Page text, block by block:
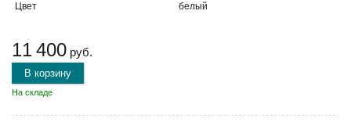
Цвет белый
11 400 руб.
В корзину
На складе